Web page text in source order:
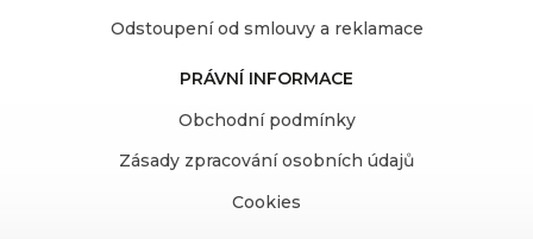
Odstoupení od smlouvy a reklamace
PRÁVNÍ INFORMACE
Obchodní podmínky
Zásady zpracování osobních údajů
Cookies